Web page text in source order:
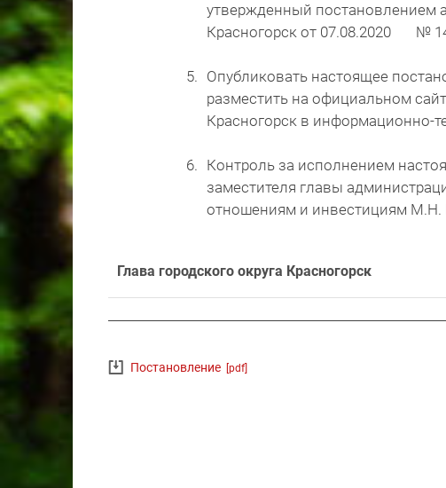
утвержденный постановлением
Красногорск от 07.08.2020 №
Опубликовать настоящее
разместить на официальном
Красногорск в информационно-
Контроль за исполнением
заместителя главы
отношениям и инвестициям М.Н.
Глава городского округа Красногорск
Постановление [pdf]